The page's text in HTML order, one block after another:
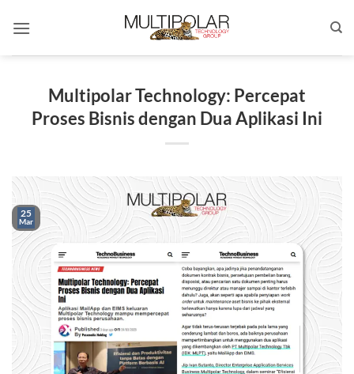
Multipolar Technology: Percepat
Proses Bisnis dengan Dua Aplikasi Ini
25
Mar